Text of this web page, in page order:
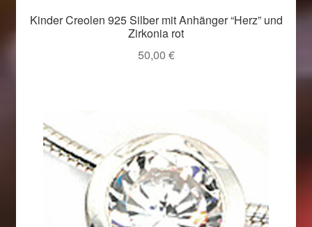
Im Gedenken an
Karneval 2019 – Schmuck zu Fasching & Co.
Karneval 2020 – Schmuck zu Fasching & Co.
Kinder Creolen 925 Silber mit Anhänger “Herz” und
Zirkonia rot
50,00 €